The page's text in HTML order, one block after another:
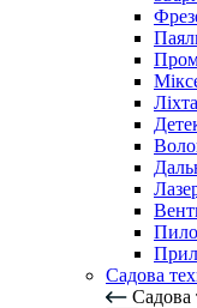
Садова
Садова